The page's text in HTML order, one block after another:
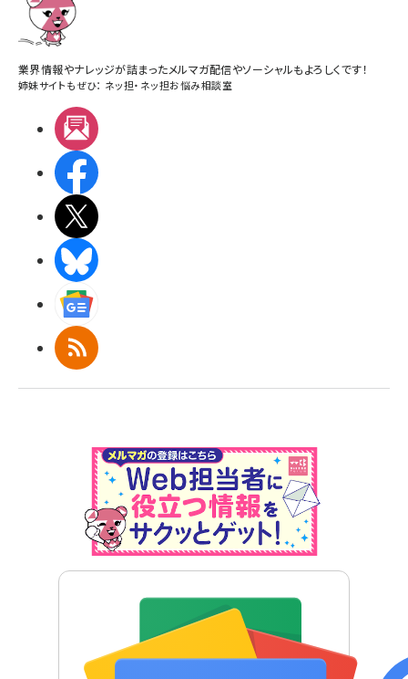
業界情報やナレッジが詰まったメルマガ配信やソーシャルもよろしくです！
姉妹サイトもぜひ： ネッ担・ ネッ担お悩み相談室
RSS